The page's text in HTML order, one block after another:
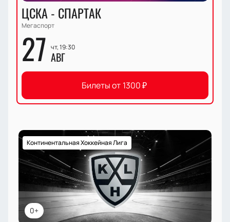
ЦСКА - СПАРТАК
Мегаспорт
27 чт, 19:30
АВГ
Билеты от 1300₽
0+
Континентальная Хоккейная Лига